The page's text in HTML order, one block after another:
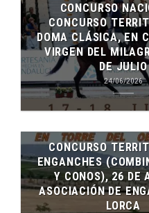
CONCURSO
CONCURSO
DOMA CLÁSICA, EN
VIRGEN DEL
DE JULIO
24/06/2026
CONCURSO
ENGANCHES
Y CONOS), 26 DE
ASOCIACIÓN DE
LORCA